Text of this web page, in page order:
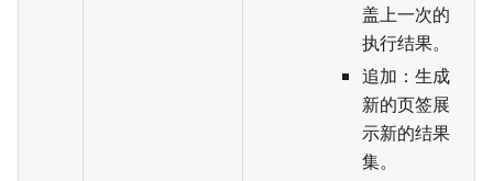
盖上一次的
执行结果。
追加：生成
新的页签展
示新的结果
集。